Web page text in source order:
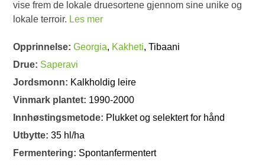
vise frem de lokale druesortene gjennom sine unike og
lokale terroir. Les mer
Opprinnelse:Georgia, Kakheti, Tibaani
Drue: Saperavi
Jordsmonn: Kalkholdig leire
Vinmark plantet: 1990-2000
Innhøstingsmetode: Plukket og selektert for hånd
Utbytte:35 hl/ha
Fermentering: Spontanfermentert